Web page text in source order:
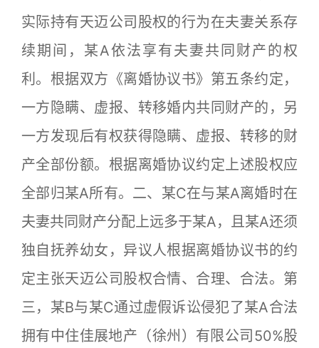
实际持有天迈公司股权的行为在夫妻关系存
续期间，某A依法享有夫妻共同财产的权
利。根据双方《离婚协议书》第五条约定，
一方隐瞒、虚报、转移婚内共同财产的，另
一方发现后有权获得隐瞒、虚报、转移的财
产全部份额。根据离婚协议约定上述股权应
全部归某A所有。二、某C在与某A离婚时在
夫妻共同财产分配上远多于某A，且某A还须
独自抚养幼女，异议人根据离婚协议书的约
定主张天迈公司股权合情、合理、合法。第
三，某B与某C通过虚假诉讼侵犯了某A合法
拥有中住佳展地产（徐州）有限公司50%股